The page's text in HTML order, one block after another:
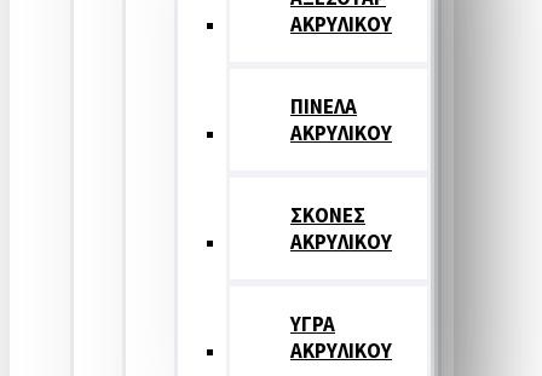
ΑΚΡΥΛΙΚΟΥ
ΠΙΝΕΛΑ
ΑΚΡΥΛΙΚΟΥ
ΣΚΟΝΕΣ
ΑΚΡΥΛΙΚΟΥ
ΥΓΡΑ
ΑΚΡΥΛΙΚΟΥ